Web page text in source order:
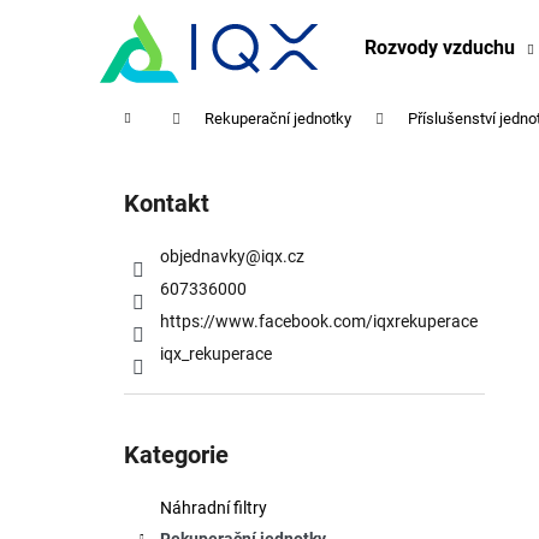
Rozvody vzduchu
Domů Rekuperační jednotky Příslušenství
Kontakt
objednavky@iqx.cz
607336000
https://www.facebook.com/iqxrekuperace
iqx_rekuperace
kategorie
Kategorie
Náhradní filtry
Zpět
Zpět